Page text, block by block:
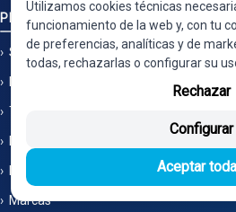
PIEZAS
Solicitud de piezas
También nos encontrarás en Ecoparts
No vendemos en Wallapop - No
Instrucciones montaje e instalación
Marcas
Utilizamos cookies técnicas
funcionamiento de la web y, con tu
de preferencias, analíticas y de
todas, rechazarlas o configurar su
Rechazar
Configurar
Aceptar